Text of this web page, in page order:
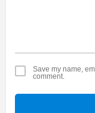
Save my name,
comment.